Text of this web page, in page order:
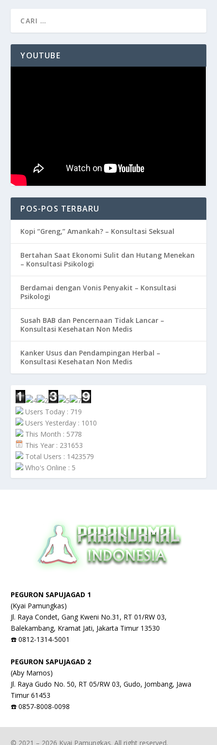
YOUTUBE
POS-POS TERBARU
Kopi “Greng,” Amankah? – Konsultasi Seksual
Bertahan Saat Ekonomi Sulit dan Hutang Menekan
– Konsultasi Psikologi
Berdamai dengan Vonis Penyakit – Konsultasi
Psikologi
Susah BAB dan Pencernaan Tidak Lancar –
Konsultasi Kesehatan Non Medis
Kanker Usus dan Pendampingan Herbal –
Konsultasi Kesehatan Non Medis
Users Today : 719
Users Yesterday : 1010
This Month : 5778
This Year : 231653
Total Users : 1423579
Who's Online : 5
PEGURON SAPUJAGAD 1
(Kyai Pamungkas)
Jl. Raya Condet, Gang Kweni No.31, RT 01/RW 03,
Balekambang, Kramat Jati, Jakarta Timur 13530
☎️ 0812-1314-5001
PEGURON SAPUJAGAD 2
(Aby Marnos)
Jl. Raya Gudo No. 50, RT 05/RW 03, Gudo, Jombang, Jawa
Timur 61453
☎️ 0857-8008-0098
© 2021 – 2026 Kyai Pamungkas. All right reserved.